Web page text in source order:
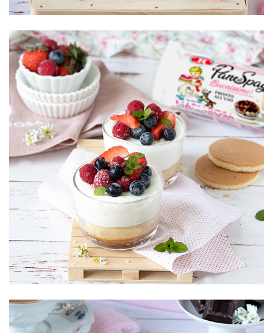
Cheesecake
con Pan di
Spagna
ai frutti di bosco